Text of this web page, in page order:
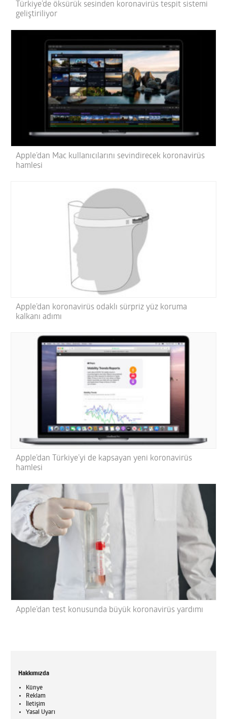
Türkiye’de öksürük sesinden koronavirüs tespit sistemi
geliştiriliyor
Apple’dan Mac kullanıcılarını sevindirecek koronavirüs
hamlesi
Apple’dan koronavirüs odaklı sürpriz yüz koruma
kalkanı adımı
Apple’dan Türkiye’yi de kapsayan yeni koronavirüs
hamlesi
Apple’dan test konusunda büyük koronavirüs yardımı
Hakkımızda
Künye
Reklam
İletişim
Yasal Uyarı